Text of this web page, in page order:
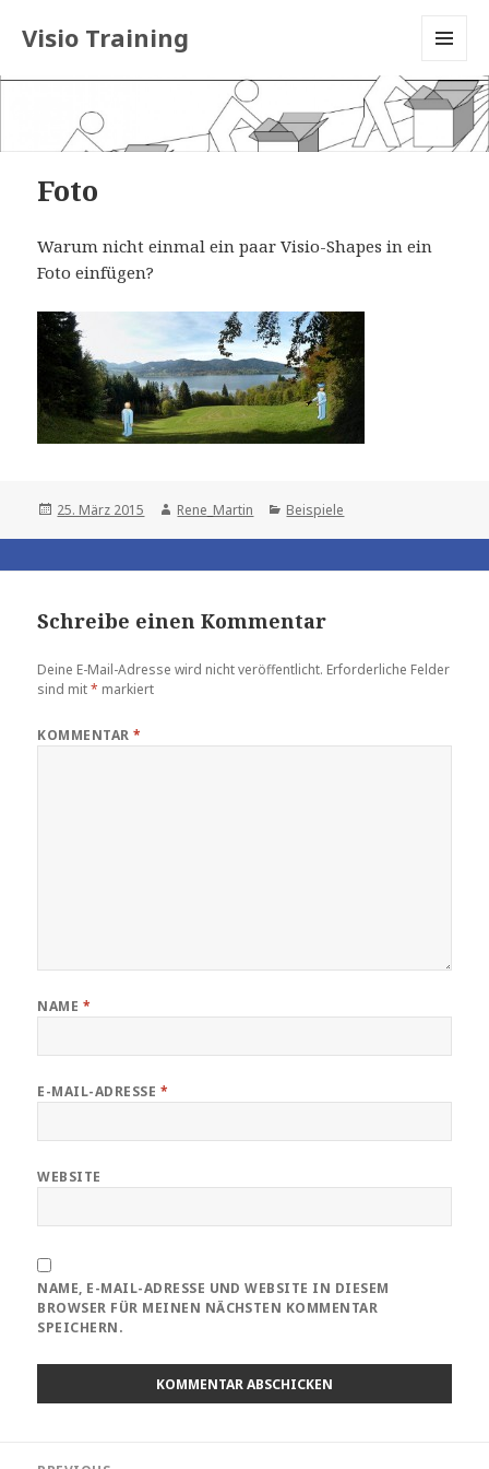
Visio Training
AND
WIDGETS
Foto
Warum nicht einmal ein paar Visio-Shapes in ein
Foto einfügen?
Posted
25. März 2015 Author
Rene_Martin Categories
Beispiele
Schreibe einen Kommentar
Deine E-Mail-Adresse wird nicht veröffentlicht. Erforderliche Felder
sind mit* markiert
KOMMENTAR*
NAME *
E-MAIL-ADRESSE *
WEBSITE
NAME, E-MAIL-ADRESSE UND WEBSITE IN DIESEM
BROWSER FÜR MEINEN NÄCHSTEN KOMMENTAR
SPEICHERN.